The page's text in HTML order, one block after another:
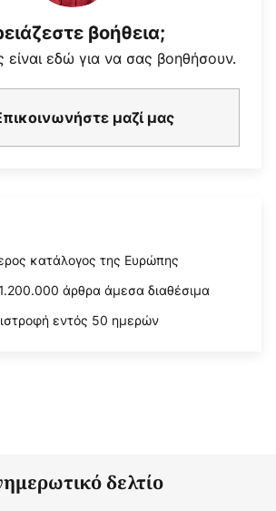
βοήθεια;
είναι εδώ για να σας βοηθήσουν.
μαζί μας
κατάλογος της Ευρώπης
άρθρα άμεσα διαθέσιμα
εντός 50 ημερών
δελτίο